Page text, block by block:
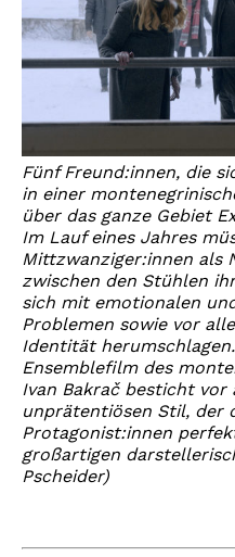
Fünf Freund:innen, die
in einer
über das ganze Gebiet
Im Lauf eines Jahres
Mittzwanziger:innen als
zwischen den Stühlen
sich mit emotionalen
Problemen sowie vor
Identität
Ensemblefilm des
Ivan Bakrač besticht vor
unprätentiösen Stil, der
Protagonist:innen
großartigen
Pscheider)